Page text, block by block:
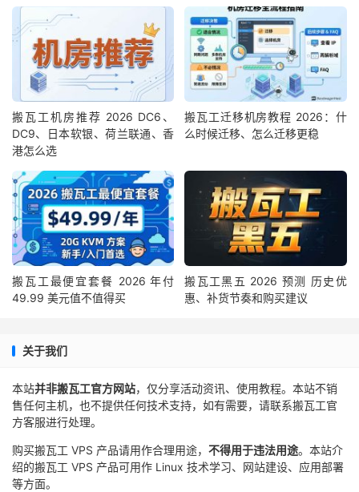
搬瓦工机房推荐 2026 DC6、
DC9、日本软银、荷兰联通、香
港怎么选
搬瓦工迁移机房教程 2026：什
么时候迁移、怎么迁移更稳
搬瓦工最便宜套餐 2026 年付
49.99 美元值不值得买
搬瓦工黑五 2026 预测 历史优
惠、补货节奏和购买建议
关于我们
本站并非搬瓦工官方网站，仅分享活动资讯、使用教程。本站不销
售任何主机，也不提供任何技术支持，如有需要，请联系搬瓦工官
方客服进行处理。
购买搬瓦工 VPS 产品请用作合理用途， 不得用于违法用途。本站介
绍的搬瓦工 VPS 产品可用作 Linux 技术学习、网站建设、应用部署
等方面。